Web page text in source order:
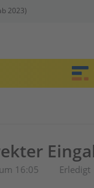
2023)
16:05 Erledigt